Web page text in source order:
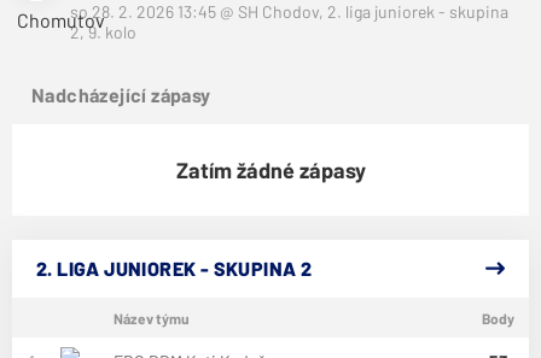
so 28. 2. 2026 13:45 @ SH Chodov, 2. liga juniorek - skupina
2, 9. kolo
Nadcházející zápasy
Zatím žádné zápasy
2. LIGA JUNIOREK - SKUPINA 2
Název týmu Body